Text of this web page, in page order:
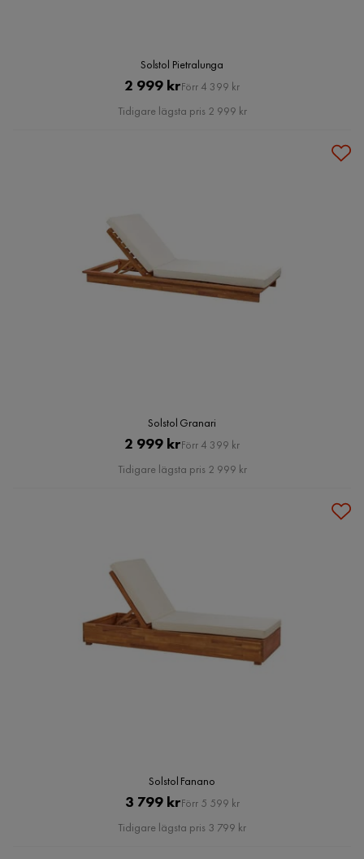
Solstol Pietralunga
Pris
2 999 krOriginal
Pris
Förr 4 399 kr
Tidigare lägsta pris 2 999 kr
Solstol Granari
Pris
2 999 krOriginal
Pris
Förr 4 399 kr
Tidigare lägsta pris 2 999 kr
Solstol Fanano
Pris
3 799 krOriginal
Pris
Förr 5 599 kr
Tidigare lägsta pris 3 799 kr